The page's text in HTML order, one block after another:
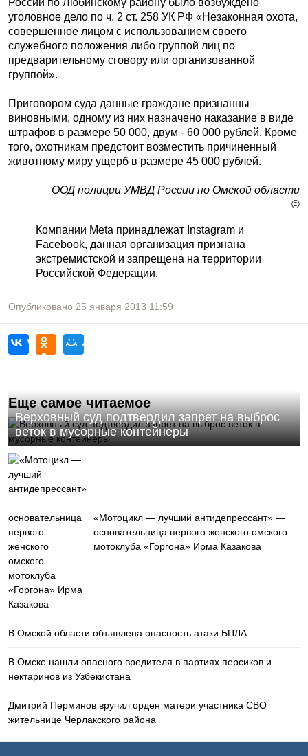
России по Любинскому району было возбуждено
уголовное дело по ч. 2 ст. 258 УК РФ «Незаконная охота,
совершенное лицом с использованием своего
служебного положения либо группой лиц по
предварительному сговору или организованной
группой».
Приговором суда данные граждане признанны
виновными, одному из них назначено наказание в виде
штрафов в размере 50 000, двум - 60 000 рублей. Кроме
того, охотникам предстоит возместить причиненный
животному миру ущерб в размере 45 000 рублей.
ООД полиции УМВД России по Омской области
©
Компании Meta принадлежат Instagram и
Facebook, данная организация признана
экстремистской и запрещена на территории
Российской Федерации.
Опубликовано 25 января 2013 11:59
Еще самое читаемое
Верховный суд подтвердил запрет на выброс
веток в мусорные контейнеры
«Мотоцикл — лучший антидепрессант» —
основательница первого женского омского
мотоклуба «Горгона» Ирма Казакова
В Омской области объявлена опасность атаки БПЛА
В Омске нашли опасного вредителя в партиях персиков и
нектаринов из Узбекистана
Дмитрий Перминов вручил орден матери участника СВО
жительнице Черлакского района